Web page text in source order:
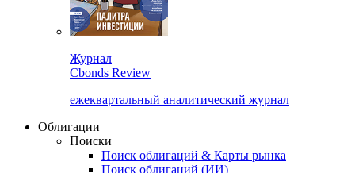
Cbonds Review
ежеквартальный аналитический журнал